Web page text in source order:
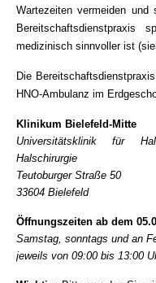
nec.
Wartezeiten vermeiden
Bereitschaftsdienstpraxis
medizinisch sinnvoller ist
Die
HNO-Ambulanz im
Klinikum Bielefeld-Mitte
Universitätsklinik für
Halschirurgie
Teutoburger Straße 50
33604 Bielefeld
Öffnungszeiten ab dem
Samstag, sonntags und an
jeweils von 09:00 bis 13:00